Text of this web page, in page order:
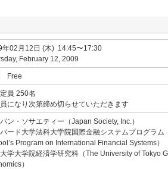
年02月12日 (木) 14:45〜17:30
February 12, 2009
Free
員 250名
になり次第締め切らせていただきます
ン・ソサエティー（Japan Society, Inc.）
ード大学法科大学院国際金融システムプログラム
Program on International Financial Systems）
学大学院経済学研究科（The University of Tokyo
）